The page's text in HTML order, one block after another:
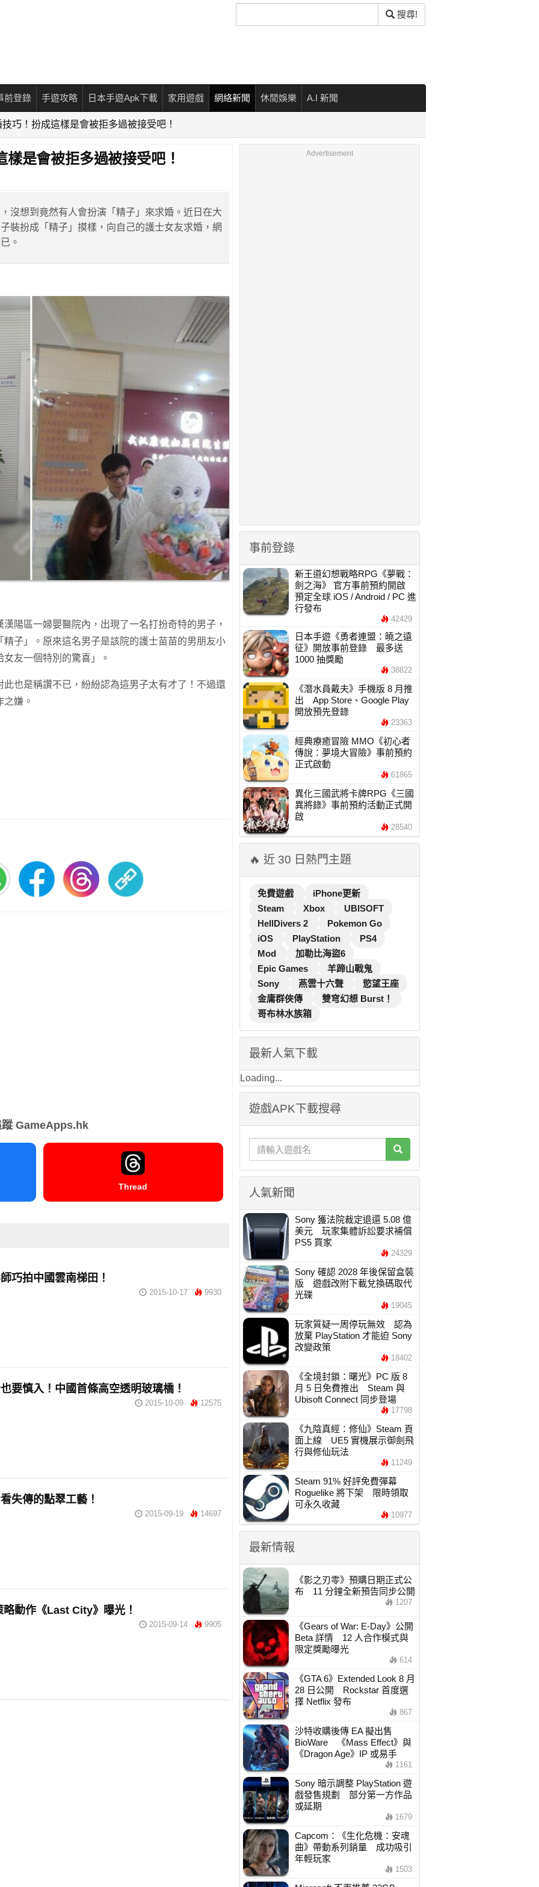
尋
搜尋!
前登錄 手遊攻略 日本手遊Apk下載 家用遊戲 網絡新聞 休閒娛樂 A.I 新聞
巧！扮成這樣是會被拒多過被接受吧！
是會被拒多過被接受吧！
沒想到竟然有人會扮演「精子」來求婚。近日在大
裝扮成「精子」摸樣，向自己的護士女友求婚，網
。
陽區一婦嬰醫院內，出現了一名打扮奇特的男子，
子」。原來這名男子是該院的護士苗苗的男朋友小
友一個特別的驚喜」。
也是稱讚不已，紛紛認為這男子太有才了！不過還
嫌。
蹤 GameApps.hk
Thread
巧拍中國雲南梯田！
2015-10-17 9930
要慎入！中國首條高空透明玻璃橋！
2015-10-09 12575
失傳的點翠工藝！
2015-09-19 14697
略動作《Last City》曝光！
2015-09-14 9905
Advertisement
事前登錄
新王道幻想戰略RPG《夢戰：
劍之海》 官方事前預約開啟
預定全球 iOS / Android / PC 進
行發布
42429
日本手遊《勇者連盟：曉之遠
征》開放事前登錄 最多送
1000 抽獎勵
38822
《潛水員戴夫》手機版 8 月推
出 App Store、Google Play
開放預先登錄
23363
經典療癒冒險 MMO《初心者
傳說：夢境大冒險》事前預約
正式啟動
61865
異化三國武將卡牌RPG《三國
異將錄》事前預約活動正式開
啟
28540
🔥 近 30 日熱門主題
免費遊戲
iPhone更新
Steam
Xbox
UBISOFT
HellDivers 2
Pokemon Go
iOS
PlayStation
PS4
Mod
加勒比海盜6
Epic Games
羊蹄山戰鬼
Sony
燕雲十六聲
慾望王座
金庸群俠傳
雙穹幻想 Burst！
哥布林水族箱
最新人氣下載
Loading...
遊戲APK下載搜尋
人氣新聞
Sony 獲法院裁定退還 5.08 億
美元 玩家集體訴訟要求補償
PS5 買家
24329
Sony 確認 2028 年後保留盒裝
版 遊戲改附下載兌換碼取代
光碟
19045
玩家質疑一周停玩無效 認為
放棄 PlayStation 才能迫 Sony
改變政策
18402
《全境封鎖：曙光》PC 版 8
月 5 日免費推出 Steam 與
Ubisoft Connect 同步登場
17798
《九陰真經：修仙》Steam 頁
面上線 UE5 實機展示御劍飛
行與修仙玩法
11249
Steam 91% 好評免費彈幕
Roguelike 將下架 限時領取
可永久收藏
10977
最新情報
《影之刃零》預購日期正式公
布 11 分鐘全新預告同步公開
1207
《Gears of War: E-Day》公開
Beta 詳情 12 人合作模式與
限定獎勵曝光
614
《GTA 6》Extended Look 8 月
28 日公開 Rockstar 首度選
擇 Netflix 發布
867
沙特收購後傳 EA 擬出售
BioWare 《Mass Effect》與
《Dragon Age》IP 或易手
1161
Sony 暗示調整 PlayStation 遊
戲發售規劃 部分第一方作品
或延期
1679
Capcom：《生化危機：安魂
曲》帶動系列銷量 成功吸引
年輕玩家
1503